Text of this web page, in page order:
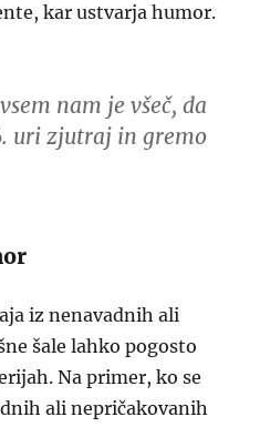
kar ustvarja humor.
nam je všeč, da
uri zjutraj in gremo
iz nenavadnih ali
šale lahko pogosto
Na primer, ko se
ali nepričakovanih